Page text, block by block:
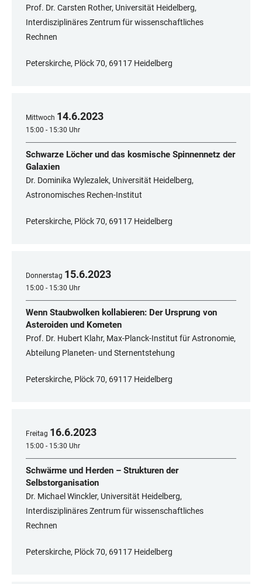
Prof. Dr. Carsten Rother, Universität Heidelberg,
Interdisziplinäres Zentrum für wissenschaftliches
Rechnen
Peterskirche, Plöck 70, 69117 Heidelberg
Mittwoch 14.6.2023
15:00 - 15:30 Uhr
Schwarze Löcher und das kosmische Spinnennetz der
Galaxien
Dr. Dominika Wylezalek, Universität Heidelberg,
Astronomisches Rechen-Institut
Peterskirche, Plöck 70, 69117 Heidelberg
Donnerstag 15.6.2023
15:00 - 15:30 Uhr
Wenn Staubwolken kollabieren: Der Ursprung von
Asteroiden und Kometen
Prof. Dr. Hubert Klahr, Max-Planck-Institut für Astronomie,
Abteilung Planeten- und Sternentstehung
Peterskirche, Plöck 70, 69117 Heidelberg
Freitag 16.6.2023
15:00 - 15:30 Uhr
Schwärme und Herden – Strukturen der
Selbstorganisation
Dr. Michael Winckler, Universität Heidelberg,
Interdisziplinäres Zentrum für wissenschaftliches
Rechnen
Peterskirche, Plöck 70, 69117 Heidelberg